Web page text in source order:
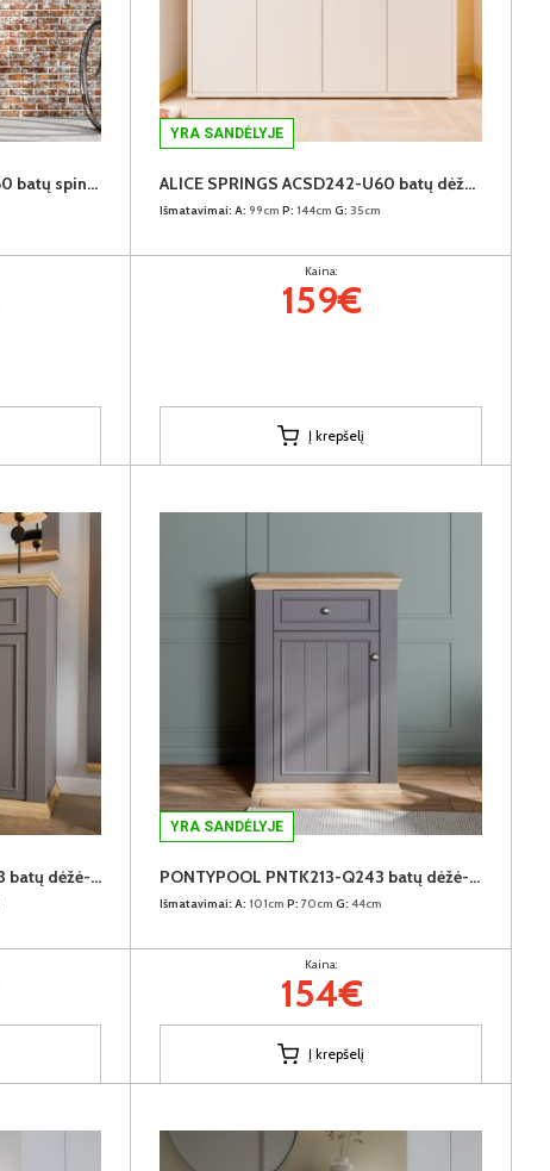
ALICE SPRINGS ACSS822-U60 batų spinta
YRA SANDĖLYJE
ALICE SPRINGS ACSD242-U60 batų dėžė-komoda
Išmatavimai: A: 99cm P: 144cm G: 35cm
Kaina:
159€
Į krepšelį
PONTYPOOL PNTK225-Q243 batų dėžė-spintelė
YRA SANDĖLYJE
PONTYPOOL PNTK213-Q243 batų dėžė-spintelė
Išmatavimai: A: 101cm P: 70cm G: 44cm
Kaina:
154€
Į krepšelį